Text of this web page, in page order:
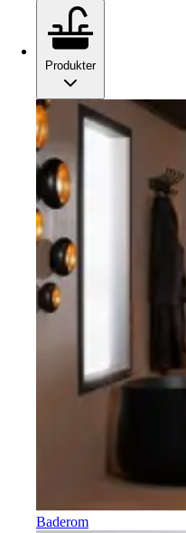
Produkter
Baderom